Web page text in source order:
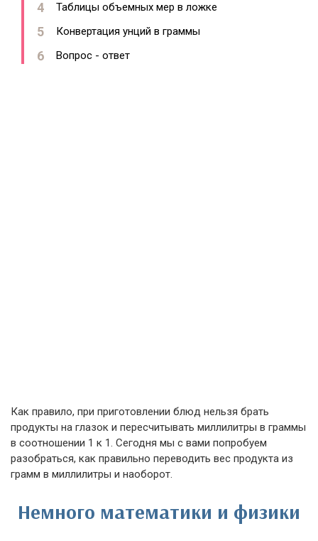
Таблицы объемных мер в ложке
Конвертация унций в граммы
Вопрос - ответ
Как правило, при приготовлении блюд нельзя брать
продукты на глазок и пересчитывать миллилитры в граммы
в соотношении 1 к 1. Сегодня мы с вами попробуем
разобраться, как правильно переводить вес продукта из
грамм в миллилитры и наоборот.
Немного математики и физики